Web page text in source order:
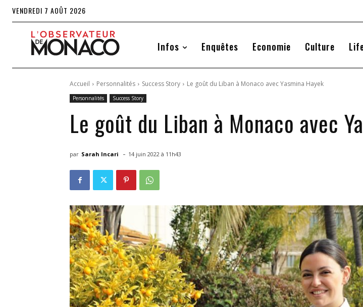
VENDREDI 7 AOÛT 2026
Infos Enquêtes Economie Culture
Accueil Personnalités Success Story Le goût du Liban à Monaco avec Yasmina Hayek
Personnalités Success Story
Le goût du Liban à Monaco avec
par Sarah Incari - 14 juin 2022 à 11h43